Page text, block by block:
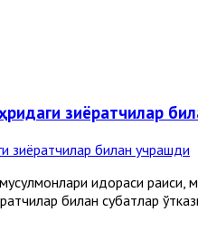
зиёратчилар
мусулмонлари идораси
билан суҳбатлар